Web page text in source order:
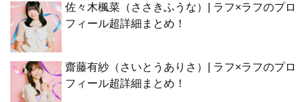
佐々木楓菜（ささきふうな）| ラフ×ラフのプロ
フィール超詳細まとめ！
齋藤有紗（さいとうありさ）| ラフ×ラフのプロ
フィール超詳細まとめ！